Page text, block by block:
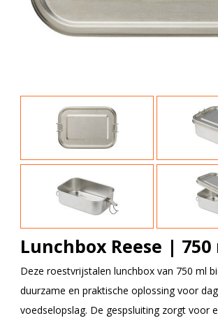
Lunchbox Reese | 750
Deze roestvrijstalen lunchbox van 750 ml
duurzame en praktische oplossing voor
voedselopslag. De gespsluiting zorgt voor